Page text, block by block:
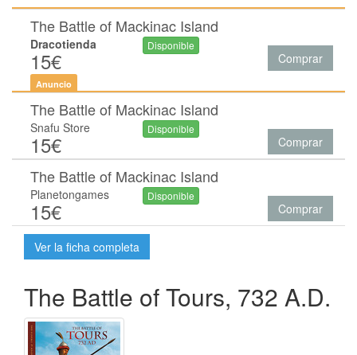
The Battle of Mackinac Island
Dracotienda
15€
Disponible
Comprar
Anuncio
The Battle of Mackinac Island
Snafu Store
15€
Disponible
Comprar
The Battle of Mackinac Island
Planetongames
15€
Disponible
Comprar
Ver la ficha completa
The Battle of Tours, 732 A.D.